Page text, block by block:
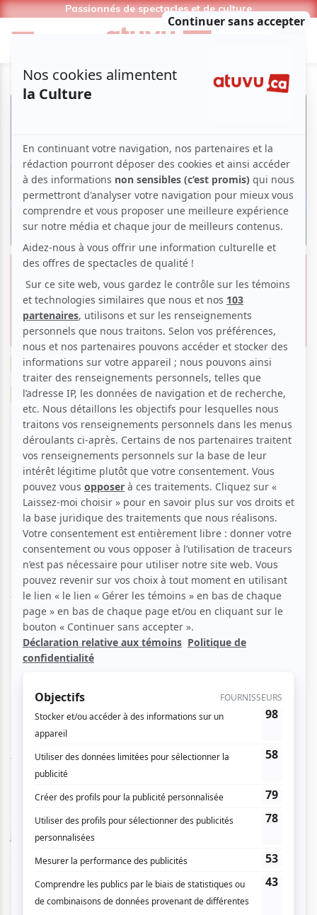
Passionnés de spectacles et de culture
Guy, la vraie-fausse histoire d'un
chanteur français : un chef-
d'oeuvre qui clôture le FNC
Cinéma Festival Portrait Entrevue
Suggestions de sorties
La critique cinéma de Clara
Par
Clara Bich | 18 octobre 2018 | Contenu original
Samedi dernier s’est clôturée la 47 eédition du
Festival du Nouveau Cinéma avecGuy, un
documentaire fictif sur un artiste inexistant. Alex
Lutz, réalisateur et acteur français, nous livre la
carrière du chanteur Guy Jamet à travers des clips,
des concerts et des entrevues. Avec ce film, Lutz fait
danser et fredonner. On ressort de la salle un petit
peu mélancoliques face à son inexistence et
finalement, en pensant à lui, il se peut qu'on continue
de le faire vivre longtemps. Lutz démontre encore
une fois sa maîtrise dans la création de
personnages en signant un chef d’œuvre
Soirée de clôture du FNC
Cette année encore, le FNC fut un triomphe : plusieurs
séances de films affichaient complet, les fêtes ont duré
jusqu’au bout de la nuit, des surprises ont étonné les
le dernier film d’Alfonso
Cuaron, et la Louve d’Or a été remise au Québécois
Philippe Lesage pourGenèse, son nouveau long-métrage
avec Théodore Pellerin, Noée Abita, Paul Ahmarani et